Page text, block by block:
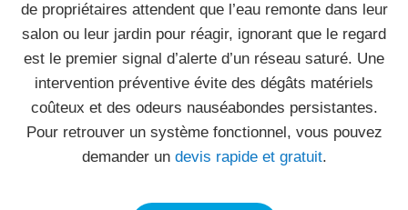
de propriétaires attendent que l’eau remonte dans leur
salon ou leur jardin pour réagir, ignorant que le regard
est le premier signal d’alerte d’un réseau saturé. Une
intervention préventive évite des dégâts matériels
coûteux et des odeurs nauséabondes persistantes.
Pour retrouver un système fonctionnel, vous pouvez
demander un devis rapide et gratuit.